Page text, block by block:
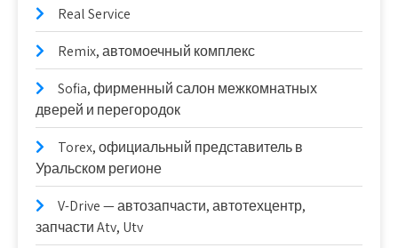
Real Service
Remix, автомоечный комплекс
Sofia, фирменный салон межкомнатных
дверей и перегородок
Torex, официальный представитель в
Уральском регионе
V-Drive — автозапчасти, автотехцентр,
запчасти Atv, Utv